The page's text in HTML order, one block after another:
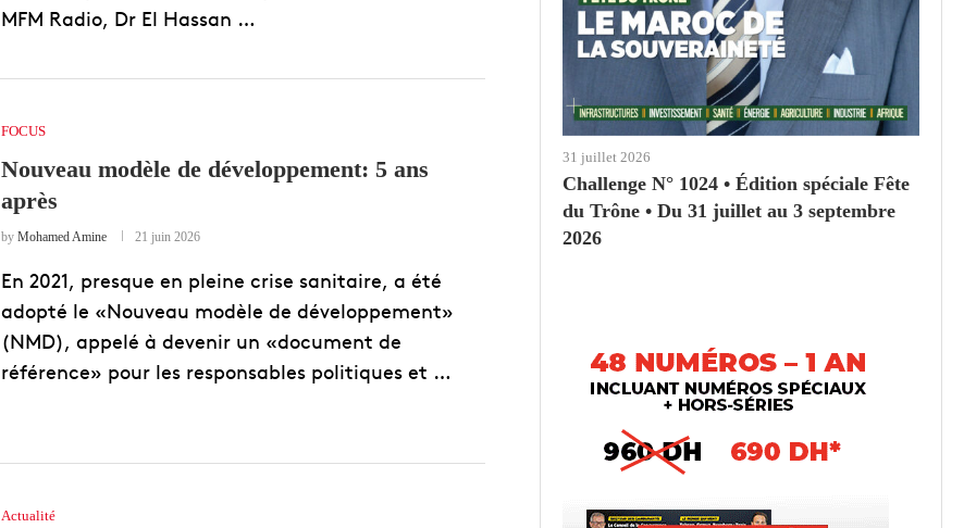
MFM Radio, Dr El Hassan …
FOCUS
Nouveau modèle de développement: 5 ans
après
by Mohamed Amine 21 juin 2026
En 2021, presque en pleine crise sanitaire, a été
adopté le «Nouveau modèle de développement»
(NMD), appelé à devenir un «document de
référence» pour les responsables politiques et …
Actualité
31 juillet 2026
Challenge N° 1024 • Édition spéciale Fête
du Trône • Du 31 juillet au 3 septembre
2026